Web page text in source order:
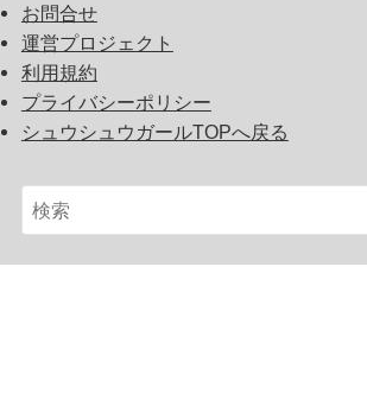
お問合せ
運営プロジェクト
利用規約
プライバシーポリシー
シュウシュウガールTOPへ戻る